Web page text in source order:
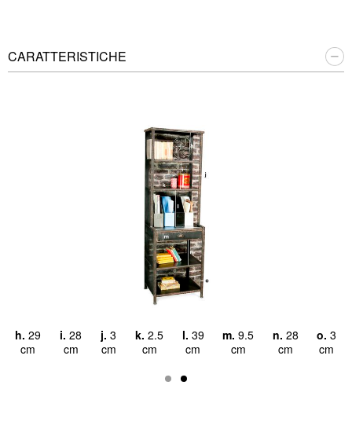
CARATTERISTICHE
h. 29
cm
i. 28
cm
j. 3
cm
k. 2.5
cm
l. 39
cm
m. 9.5
cm
n. 28
cm
o. 3
cm